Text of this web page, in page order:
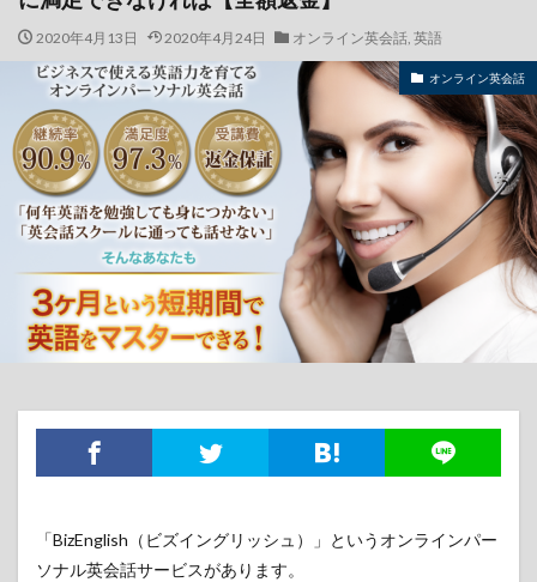
2020年4月13日 2020年4月24日 オンライン英会話, 英語
オンライン英会話
「BizEnglish（ビズイングリッシュ）」というオンラインパー
ソナル英会話サービスがあります。